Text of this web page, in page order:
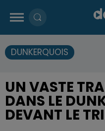
DUNKERQUOIS
UN VASTE
DANS LE
DEVANT LE